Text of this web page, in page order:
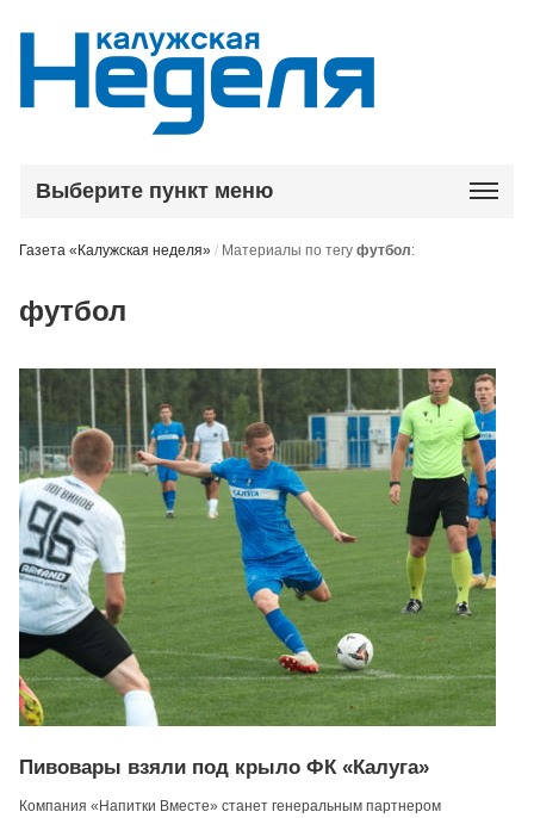
Выберите пункт меню
Газета «Калужская неделя» / Материалы по тегуфутбол:
футбол
Пивовары взяли под крыло ФК «Калуга»
Компания «Напитки Вместе» станет генеральным партнером